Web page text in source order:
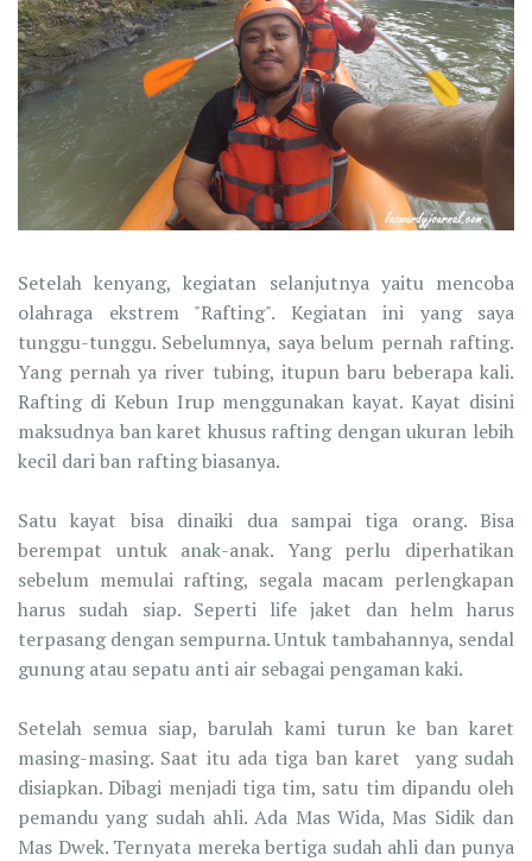
Setelah kenyang, kegiatan selanjutnya yaitu mencoba
olahraga ekstrem "Rafting". Kegiatan ini yang saya
tunggu-tunggu. Sebelumnya, saya belum pernah rafting.
Yang pernah ya river tubing, itupun baru beberapa kali.
Rafting di Kebun Irup menggunakan kayat. Kayat disini
maksudnya ban karet khusus rafting dengan ukuran lebih
kecil dari ban rafting biasanya.
Satu kayat bisa dinaiki dua sampai tiga orang. Bisa
berempat untuk anak-anak. Yang perlu diperhatikan
sebelum memulai rafting, segala macam perlengkapan
harus sudah siap. Seperti life jaket dan helm harus
terpasang dengan sempurna. Untuk tambahannya, sendal
gunung atau sepatu anti air sebagai pengaman kaki.
Setelah semua siap, barulah kami turun ke ban karet
masing-masing. Saat itu ada tiga ban karet yang sudah
disiapkan. Dibagi menjadi tiga tim, satu tim dipandu oleh
pemandu yang sudah ahli. Ada Mas Wida, Mas Sidik dan
Mas Dwek. Ternyata mereka bertiga sudah ahli dan punya